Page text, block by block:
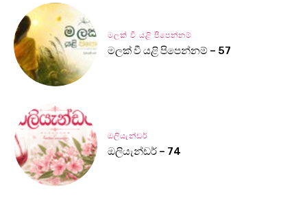
මලක් වී යළි පිපෙන්නම්
මලක් වී යළි පිපෙන්නම් – 57
ඔලියැන්ඩර්
ඔලියැන්ඩර් – 74